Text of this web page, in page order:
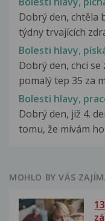
Dobrý den, chtěla
týdny trvajících
Bolesti hlavy,
Dobrý den, chci
pomalý tep 35 za
Bolesti hlavy,
Dobrý den, již 4.
tomu, že mívám
MOHLO BY VÁS